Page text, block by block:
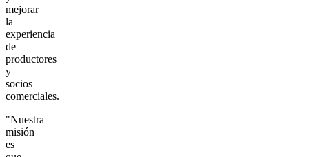
mejorar
la
experiencia
de
productores
y
socios
comerciales.
"Nuestra
misión
es